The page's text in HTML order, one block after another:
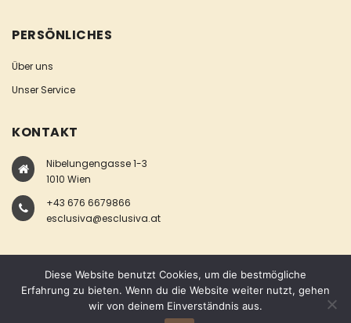
PERSÖNLICHES
Über uns
Unser Service
KONTAKT
Nibelungengasse 1-3
1010 Wien
+43 676 6679866
esclusiva@esclusiva.at
COPYRIGHT © ESCLUSIVA
Diese Website benutzt Cookies, um die bestmögliche
Erfahrung zu bieten. Wenn du die Website weiter nutzt, gehen
wir von deinem Einverständnis aus.